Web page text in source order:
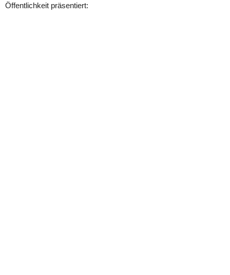
Öffentlichkeit präsentiert: